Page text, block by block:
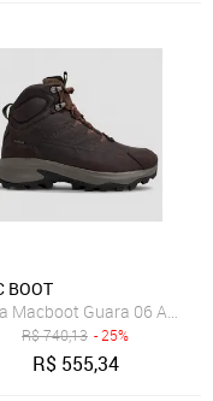
BOOT
Macboot Guara 06
R$740,13 - 25%
R$ 555,34